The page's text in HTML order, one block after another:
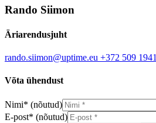
Rando Siimon
Äriarendusjuht
rando.siimon@uptime.eu +372 509 1941
Võta ühendust
Nimi* (nõutud)
E-post* (nõutud)